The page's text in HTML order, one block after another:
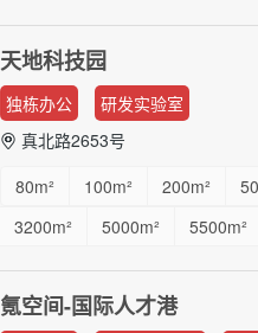
天地科技园
独栋办公
研发实验室
真北路2653号
80m²
100m² 200m²
3200m²
5000m² 5500m²
...
氪空间-国际人才港